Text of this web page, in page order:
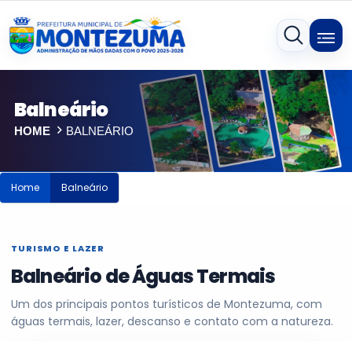
Balneário
HOME BALNEÁRIO
Home Balneário
TURISMO E LAZER
Balneário de Águas Termais
Um dos principais pontos turísticos de Montezuma, com
águas termais, lazer, descanso e contato com a natureza.